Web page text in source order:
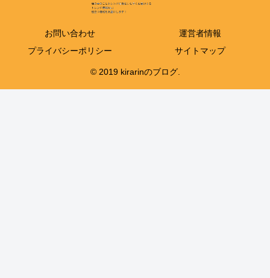
お問い合わせ
運営者情報
プライバシーポリシー
サイトマップ
© 2019 kirarinのブログ.